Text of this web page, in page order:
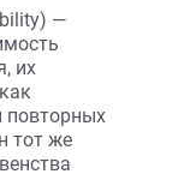
—
их
повторных
тот же